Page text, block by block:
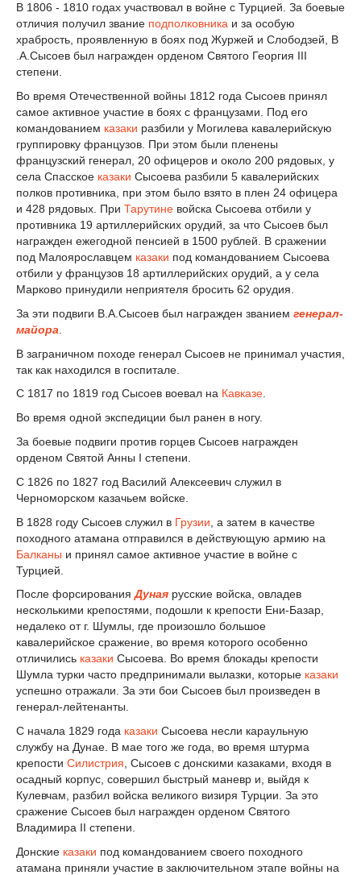
В 1806 - 1810 годах участвовал в войне с Турцией. За боевые
отличия получил звание подполковника и за особую
храбрость, проявленную в боях под Журжей и Слободзей, В
.А.Сысоев был награжден орденом Святого Георгия III
степени.
Во время Отечественной войны 1812 года Сысоев принял
самое активное участие в боях с французами. Под его
командованием казаки разбили у Могилева кавалерийскую
группировку французов. При этом были пленены
французский генерал, 20 офицеров и около 200 рядовых, у
села Спасское казаки Сысоева разбили 5 кавалерийских
полков противника, при этом было взято в плен 24 офицера
и 428 рядовых. При Тарутине войска Сысоева отбили у
противника 19 артиллерийских орудий, за что Сысоев был
награжден ежегодной пенсией в 1500 рублей. В сражении
под Малоярославцем казаки под командованием Сысоева
отбили у французов 18 артиллерийских орудий, а у села
Марково принудили неприятеля бросить 62 орудия.
За эти подвиги В.А.Сысоев был награжден званием генерал-
майора
В заграничном походе генерал Сысоев не принимал участия,
так как находился в госпитале.
С 1817 по 1819 год Сысоев воевал на Кавказе.
Во время одной экспедиции был ранен в ногу.
За боевые подвиги против горцев Сысоев награжден
орденом Святой Анны I степени.
С 1826 по 1827 год Василий Алексеевич служил в
Черноморском казачьем войске.
В 1828 году Сысоев служил в Грузии , а затем в качестве
походного атамана отправился в действующую армию на
Балканы и принял самое активное участие в войне с
Турцией.
После форсированияДуная русские войска, овладев
несколькими крепостями, подошли к крепости Ени-Базар,
недалеко от г. Шумлы, где произошло большое
кавалерийское сражение, во время которого особенно
отличились казаки Сысоева. Во время блокады крепости
Шумла турки часто предпринимали вылазки, которые казаки
успешно отражали. За эти бои Сысоев был произведен в
генерал-лейтенанты.
С начала 1829 года казаки Сысоева несли караульную
службу на Дунае. В мае того же года, во время штурма
крепости Силистрия , Сысоев с донскими казаками, входя в
осадный корпус, совершил быстрый маневр и, выйдя к
Кулевчам, разбил войска великого визиря Турции. За это
сражение Сысоев был награжден орденом Святого
Владимира II степени.
Донские казаки под командованием своего походного
атамана приняли участие в заключительном этапе войны на